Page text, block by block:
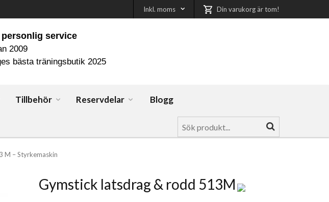
Inkl. moms Din varukorg är tom!
service
2009
bästa träningsbutik 2025
Tillbehör Reservdelar Blogg
M – Styrkemaskin
Gymstick latsdrag & rodd 513M